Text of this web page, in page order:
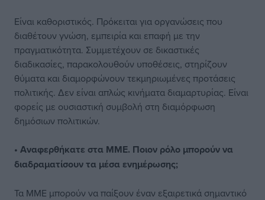
Είναι καθοριστικός. Πρόκειται για οργανώσεις που
διαθέτουν γνώση, εμπειρία και επαφή με την
πραγματικότητα. Συμμετέχουν σε δικαστικές
διαδικασίες, παρακολουθούν υποθέσεις, στηρίζουν
θύματα και διαμορφώνουν τεκμηριωμένες προτάσεις
πολιτικής. Δεν είναι απλώς κινήματα διαμαρτυρίας. Είναι
φορείς με ουσιαστική συμβολή στη διαμόρφωση
δημόσιων πολιτικών.
• Αναφερθήκατε στα ΜΜΕ. Ποιον ρόλο μπορούν να
διαδραματίσουν τα μέσα ενημέρωσης;
Τα ΜΜΕ μπορούν να παίξουν έναν εξαιρετικά σημαντικό